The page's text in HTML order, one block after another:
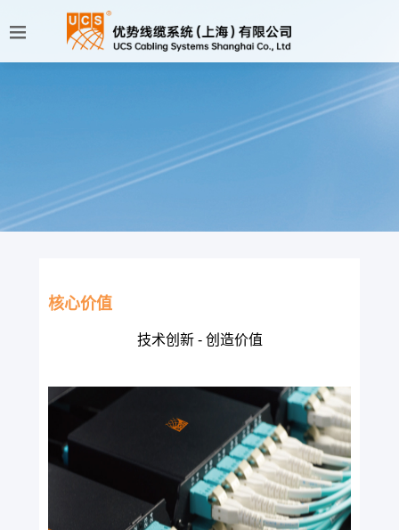
核心价值
技术创新 - 创造价值